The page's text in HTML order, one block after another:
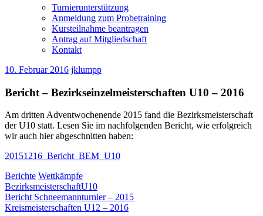
Turnierunterstützung
Anmeldung zum Probetraining
Kursteilnahme beantragen
Antrag auf Mitgliedschaft
Kontakt
10. Februar 2016 jklumpp
Bericht – Bezirkseinzelmeisterschaften U10 – 2016
Am dritten Adventwochenende 2015 fand die Bezirksmeisterschaft
der U10 statt. Lesen Sie im nachfolgenden Bericht, wie erfolgreich
wir auch hier abgeschnitten haben:
20151216_Bericht_BEM_U10
Berichte Wettkämpfe
BezirksmeisterschaftU10
Beitragsnavigation
Vorheriger
Beitrag:
Bericht Schneemannturnier – 2015
Nächster
Kreismeisterschaften U12 – 2016